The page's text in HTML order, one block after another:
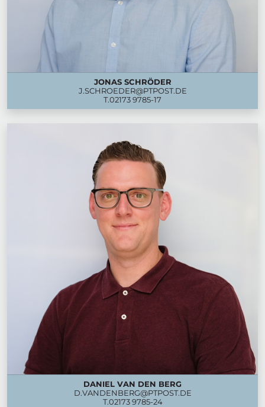
JONAS SCHRÖDER
J.SCHROEDER@PTPOST.DE
T.02173 9785-17
DANIEL VAN DEN BERG
D.VANDENBERG@PTPOST.DE
T.02173 9785-24